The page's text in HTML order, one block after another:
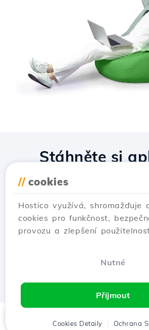
// cookies
Hostico využívá, shromažďuje
cookies pro funkčnost,
provozu a zlepšení
Nutné
Přijmout
Cookies Detaily Ochrana
Klient Košík
Stáhněte si